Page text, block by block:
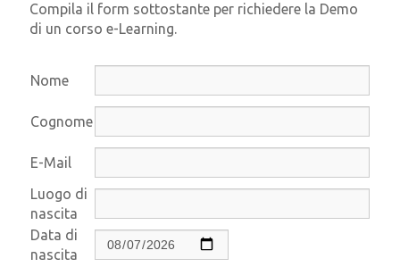
Compila il form sottostante per richiedere la Demo
di un corso e-Learning.
Nome
Cognome
E-Mail
Luogo di
nascita
Data di
nascita